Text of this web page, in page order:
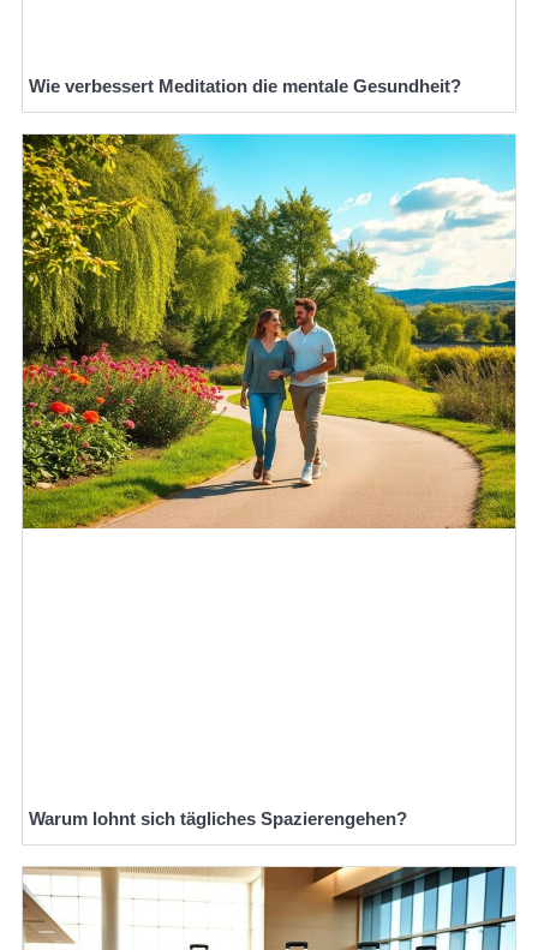
Wie verbessert Meditation die mentale Gesundheit?
Warum lohnt sich tägliches Spazierengehen?